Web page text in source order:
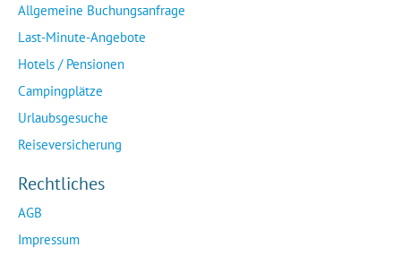
Allgemeine Buchungsanfrage
Last-Minute-Angebote
Hotels / Pensionen
Campingplätze
Urlaubsgesuche
Reiseversicherung
Rechtliches
AGB
Impressum